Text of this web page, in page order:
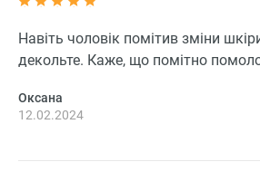
Навіть чоловік помітив зміни
декольте. Каже, що помітно
Оксана
12.02.2024